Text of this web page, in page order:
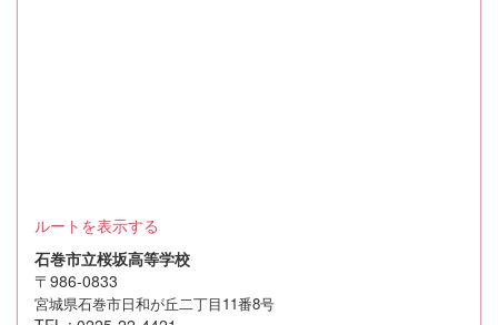
ルートを表示する
石巻市立桜坂高等学校
〒986-0833
宮城県石巻市日和が丘二丁目11番8号